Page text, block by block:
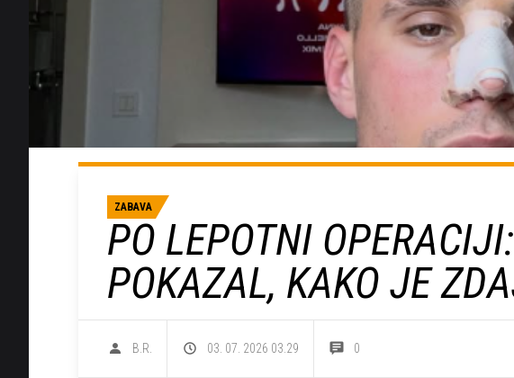
ZABAVA
PO LEPOTNI
POKAZAL, KAKO JE
B.R. 03. 07. 2026 03.29 0